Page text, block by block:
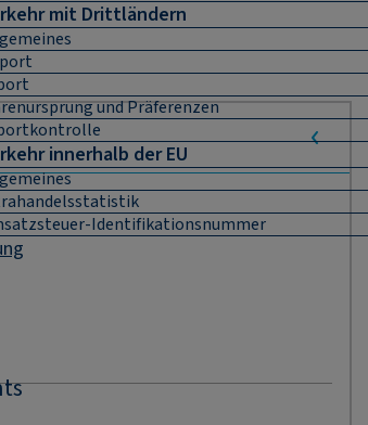
mit Drittländern
und Präferenzen
innerhalb der EU
Identifikationsnummer